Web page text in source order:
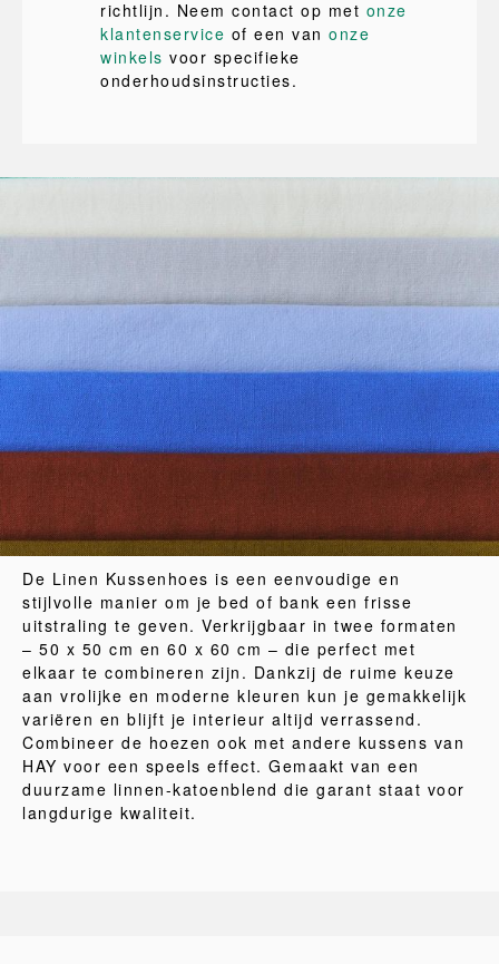
richtlijn. Neem contact op met onze
klantenservice of een van onze
winkels voor specifieke
onderhoudsinstructies.
De Linen Kussenhoes is een eenvoudige en
stijlvolle manier om je bed of bank een frisse
uitstraling te geven. Verkrijgbaar in twee formaten
– 50 x 50 cm en 60 x 60 cm – die perfect met
elkaar te combineren zijn. Dankzij de ruime keuze
aan vrolijke en moderne kleuren kun je gemakkelijk
variëren en blijft je interieur altijd verrassend.
Combineer de hoezen ook met andere kussens van
HAY voor een speels effect. Gemaakt van een
duurzame linnen-katoenblend die garant staat voor
langdurige kwaliteit.